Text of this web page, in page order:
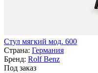
Стул мягкий мод. 600
Страна: Германия
Бренд: Rolf Benz
Под заказ